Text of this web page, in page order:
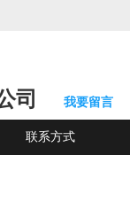
司 我要留言
联系方式